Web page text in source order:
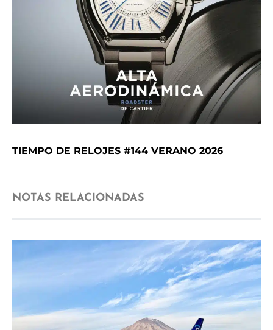
TIEMPO DE RELOJES #144 VERANO 2026
NOTAS RELACIONADAS